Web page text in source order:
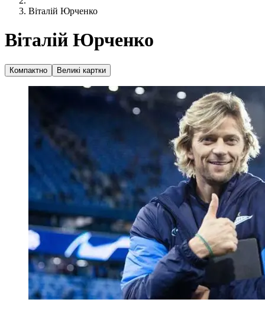
Віталій Юрченко
Віталій Юрченко
Компактно Великі картки